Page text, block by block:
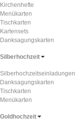
Kirchenhefte
Menükarten
Tischkarten
Kartensets
Danksagungskarten
Silberhochzeit
Silberhochzeitseinladungen
Danksagungskarten
Tischkarten
Menükarten
Goldhochzeit